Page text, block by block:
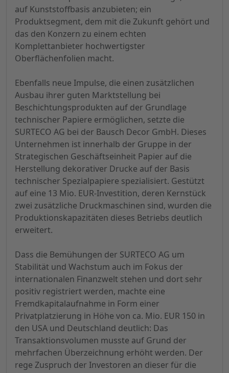
auf Kunststoffbasis anzubieten; ein
Produktsegment, dem mit die Zukunft gehört und
das den Konzern zu einem echten
Komplettanbieter hochwertigster
Oberflächenfolien macht.
Ebenfalls neue Impulse, die einen zusätzlichen
Ausbau ihrer guten Marktstellung bei
Beschichtungsprodukten auf der Grundlage
technischer Papiere ermöglichen, setzte die
SURTECO AG bei der Bausch Decor GmbH. Dieses
Unternehmen ist innerhalb der Gruppe in der
Strategischen Geschäftseinheit Papier auf die
Herstellung dekorativer Drucke auf der Basis
technischer Spezialpapiere spezialisiert. Gestützt
auf eine 13 Mio. EUR-Investition, deren Kernstück
zwei zusätzliche Druckmaschinen sind, wurden die
Produktionskapazitäten dieses Betriebs deutlich
erweitert.
Dass die Bemühungen der SURTECO AG um
Stabilität und Wachstum auch im Fokus der
internationalen Finanzwelt stehen und dort sehr
positiv registriert werden, machte eine
Fremdkapitalaufnahme in Form einer
Privatplatzierung in Höhe von ca. Mio. EUR 150 in
den USA und Deutschland deutlich: Das
Transaktionsvolumen musste auf Grund der
mehrfachen Überzeichnung erhöht werden. Der
rege Zuspruch der Investoren an dieser für die